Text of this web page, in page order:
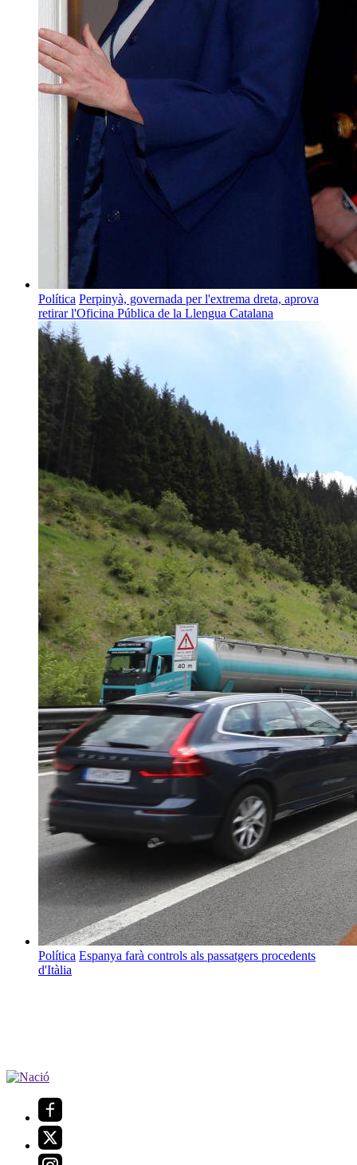
Política Perpinyà, governada per l'extrema dreta, aprova
retirar l'Oficina Pública de la Llengua Catalana
Política Espanya farà controls als passatgers procedents
d'Itàlia